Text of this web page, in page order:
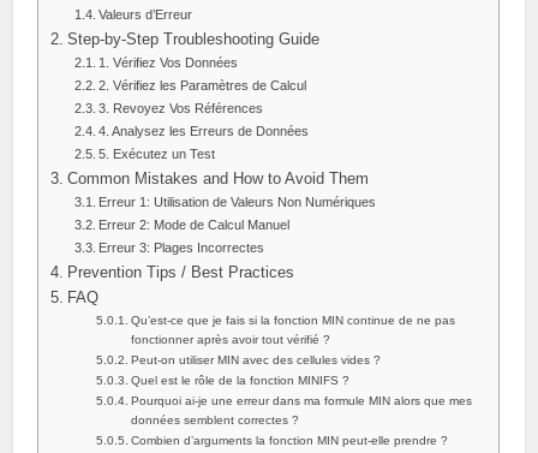
Valeurs d’Erreur
Step-by-Step Troubleshooting Guide
1. Vérifiez Vos Données
2. Vérifiez les Paramètres de Calcul
3. Revoyez Vos Références
4. Analysez les Erreurs de Données
5. Exécutez un Test
Common Mistakes and How to Avoid Them
Erreur 1: Utilisation de Valeurs Non Numériques
Erreur 2: Mode de Calcul Manuel
Erreur 3: Plages Incorrectes
Prevention Tips / Best Practices
FAQ
Qu’est-ce que je fais si la fonction MIN continue de ne pas
fonctionner après avoir tout vérifié ?
Peut-on utiliser MIN avec des cellules vides ?
Quel est le rôle de la fonction MINIFS ?
Pourquoi ai-je une erreur dans ma formule MIN alors que mes
données semblent correctes ?
Combien d’arguments la fonction MIN peut-elle prendre ?